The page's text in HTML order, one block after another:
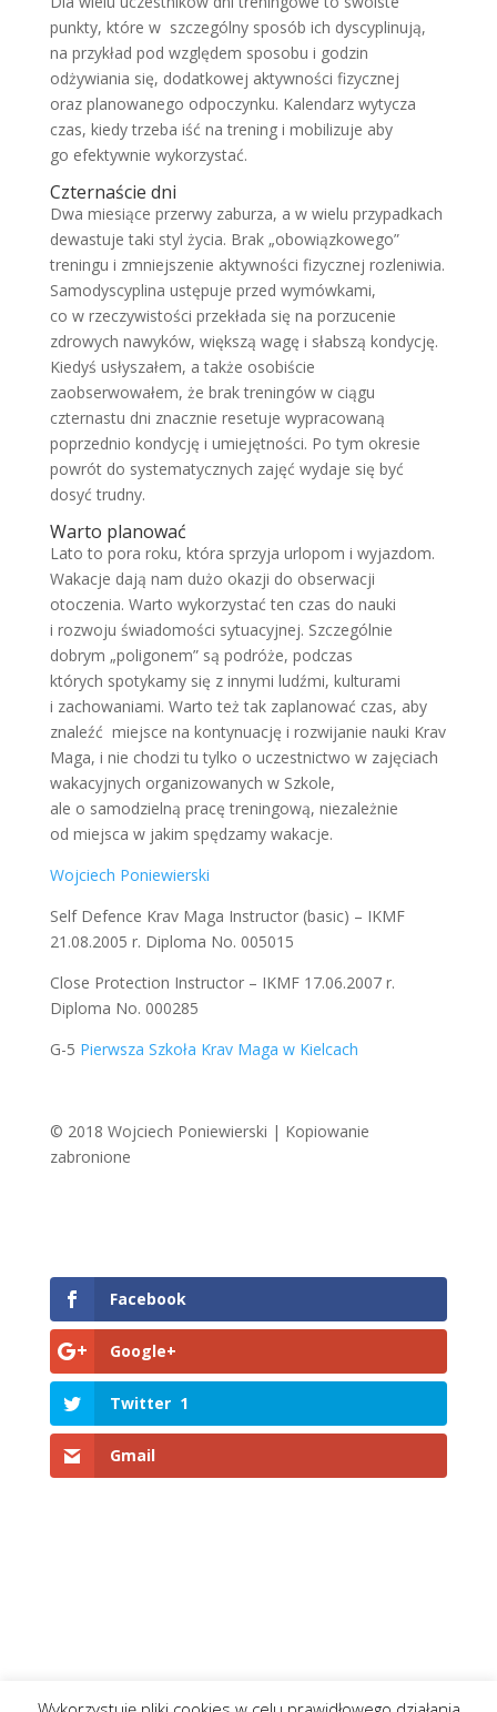
punkty, które w szczególny sposób ich dyscyplinują,
na przykład pod względem sposobu i godzin
odżywiania się, dodatkowej aktywności fizycznej
oraz planowanego odpoczynku. Kalendarz wytycza
czas, kiedy trzeba iść na trening i mobilizuje aby
go efektywnie wykorzystać.
Czternaście dni
Dwa miesiące przerwy zaburza, a w wielu przypadkach
dewastuje taki styl życia. Brak „obowiązkowego”
treningu i zmniejszenie aktywności fizycznej rozleniwia.
Samodyscyplina ustępuje przed wymówkami,
co w rzeczywistości przekłada się na porzucenie
zdrowych nawyków, większą wagę i słabszą kondycję.
Kiedyś usłyszałem, a także osobiście
zaobserwowałem, że brak treningów w ciągu
czternastu dni znacznie resetuje wypracowaną
poprzednio kondycję i umiejętności. Po tym okresie
powrót do systematycznych zajęć wydaje się być
dosyć trudny.
Warto planować
Lato to pora roku, która sprzyja urlopom i wyjazdom.
Wakacje dają nam dużo okazji do obserwacji
otoczenia. Warto wykorzystać ten czas do nauki
i rozwoju świadomości sytuacyjnej. Szczególnie
dobrym „poligonem” są podróże, podczas
których spotykamy się z innymi ludźmi, kulturami
i zachowaniami. Warto też tak zaplanować czas, aby
znaleźć miejsce na kontynuację i rozwijanie nauki Krav
Maga, i nie chodzi tu tylko o uczestnictwo w zajęciach
wakacyjnych organizowanych w Szkole,
ale o samodzielną pracę treningową, niezależnie
od miejsca w jakim spędzamy wakacje.
Wojciech Poniewierski
Self Defence Krav Maga Instructor (basic) – IKMF
21.08.2005 r. Diploma No. 005015
Close Protection Instructor – IKMF 17.06.2007 r.
Diploma No. 000285
G-5 Pierwsza Szkoła Krav Maga w Kielcach
© 2018 Wojciech Poniewierski | Kopiowanie
zabronione
Facebook
Google+
Twitter 1
Gmail